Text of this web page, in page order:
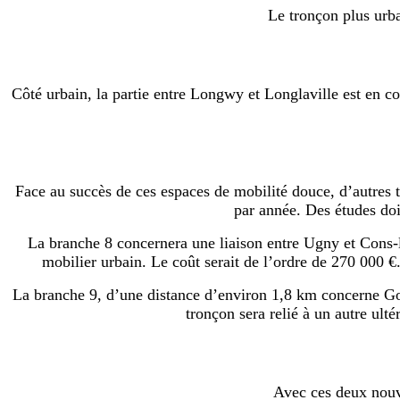
Le tronçon plus
Côté urbain, la partie entre Longwy et Longlaville est en
Face au succès de ces espaces de mobilité douce,
par année. Des études
La branche 8 concernera une liaison entre Ugny et
mobilier urbain. Le coût serait de l’ordre de 270 000
La branche 9, d’une distance d’environ 1,8 km concerne
tronçon sera relié à un autre
Avec ces deux